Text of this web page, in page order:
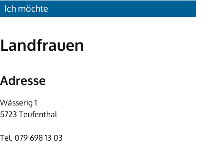
Ich möchte
Landfrauen
Adresse
Wässerig 1
5723 Teufenthal
Tel. 079 698 13 03